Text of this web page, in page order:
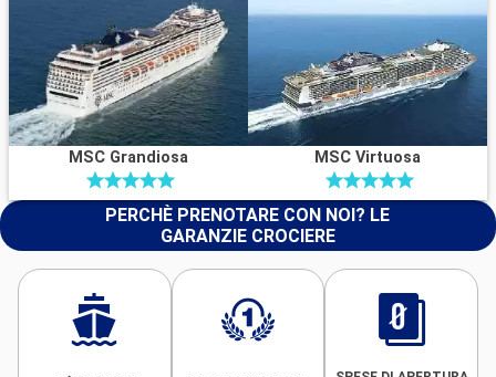
MSC Grandiosa MSC Virtuosa
PERCHÈ PRENOTARE CON NOI? LE
GARANZIE CROCIERE